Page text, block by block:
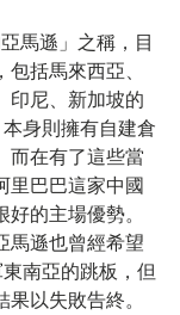
馬遜」之稱，目
括馬來西亞、
印尼、新加坡的
身則擁有自建倉
而在有了這些當
里巴巴這家中國
的主場優勢。
馬遜也曾經希望
南亞的跳板，但
以失敗告終。